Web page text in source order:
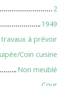
2
1949
à prévoir
Coin cuisine
Non meublé